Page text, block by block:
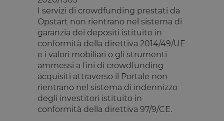
I servizi di crowdfunding prestati da
Opstart non rientrano nel sistema di
garanzia dei depositi istituito in
conformità della direttiva 2014/49/UE
e i valori mobiliari o gli strumenti
ammessi a fini di crowdfunding
acquisiti attraverso il Portale non
rientrano nel sistema di indennizzo
degli investitori istituito in
conformità della direttiva 97/9/CE.
funzionalità principali del sito web come l'accesso
dell'utente e la gestione dell'account. Il sito web non
può essere utilizzato correttamente senza i cookie
strettamente necessari.
Nome
Fornitore/
Dominio
Scadenza
__cf_bm
Cloudflare
Inc.
.calendly.com
29 minuti
secondi